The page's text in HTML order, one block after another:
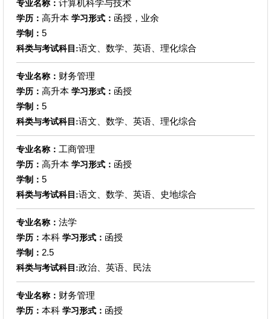
专业名称： 计算机科学与技术
学历： 高升本 学习形式： 函授，业余
学制： 5
科类与考试科目:语文、数学、英语、理化综合
专业名称： 财务管理
学历： 高升本 学习形式： 函授
学制： 5
科类与考试科目:语文、数学、英语、理化综合
专业名称： 工商管理
学历： 高升本 学习形式： 函授
学制： 5
科类与考试科目:语文、数学、英语、史地综合
专业名称： 法学
学历： 本科 学习形式： 函授
学制： 2.5
科类与考试科目:政治、英语、民法
专业名称： 财务管理
学历： 本科 学习形式： 函授